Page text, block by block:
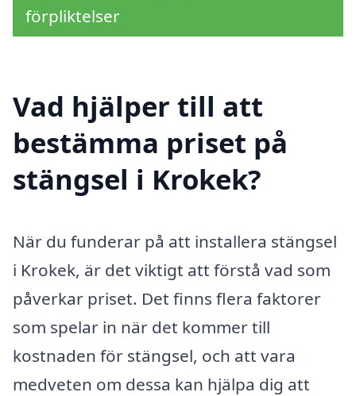
förpliktelser
Vad hjälper till att
bestämma priset på
stängsel i Krokek?
När du funderar på att installera stängsel
i Krokek, är det viktigt att förstå vad som
påverkar priset. Det finns flera faktorer
som spelar in när det kommer till
kostnaden för stängsel, och att vara
medveten om dessa kan hjälpa dig att